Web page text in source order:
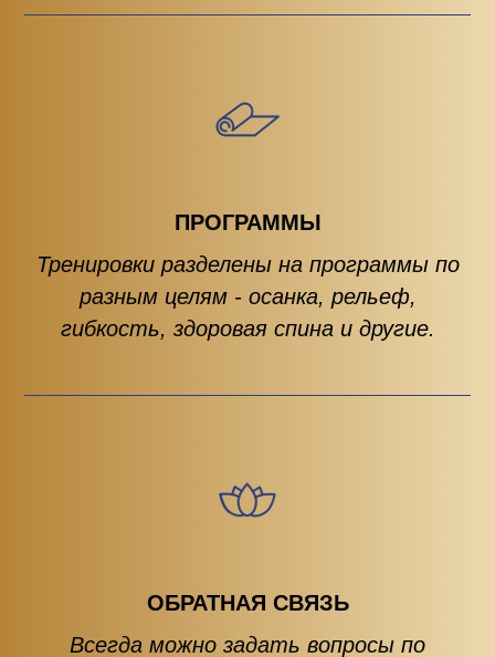
ПРОГРАММЫ
Тренировки разделены на программы по
разным целям - осанка, рельеф,
гибкость, здоровая спина и другие.
ОБРАТНАЯ СВЯЗЬ
Всегда можно задать вопросы по